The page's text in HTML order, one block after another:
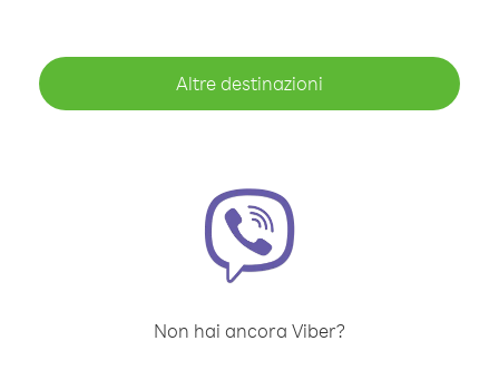
Altre destinazioni
Non hai ancora Viber?